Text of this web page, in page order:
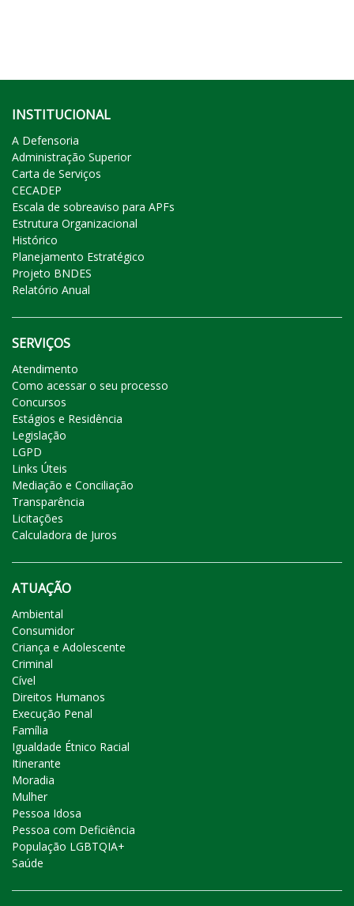
INSTITUCIONAL
A Defensoria
Administração Superior
Carta de Serviços
CECADEP
Escala de sobreaviso para APFs
Estrutura Organizacional
Histórico
Planejamento Estratégico
Projeto BNDES
Relatório Anual
SERVIÇOS
Atendimento
Como acessar o seu processo
Concursos
Estágios e Residência
Legislação
LGPD
Links Úteis
Mediação e Conciliação
Transparência
Licitações
Calculadora de Juros
ATUAÇÃO
Ambiental
Consumidor
Criança e Adolescente
Criminal
Cível
Direitos Humanos
Execução Penal
Família
Igualdade Étnico Racial
Itinerante
Moradia
Mulher
Pessoa Idosa
Pessoa com Deficiência
População LGBTQIA+
Saúde